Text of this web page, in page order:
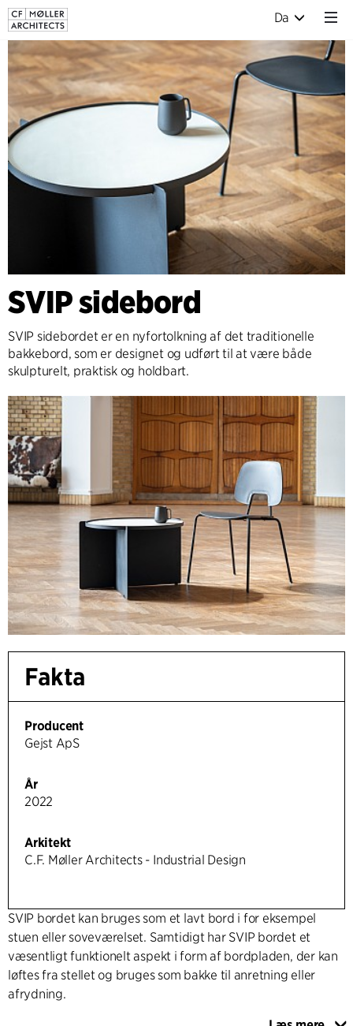
Da
SVIP sidebord
SVIP sidebordet er en nyfortolkning af det traditionelle
bakkebord, som er designet og udført til at være både
skulpturelt, praktisk og holdbart.
Fakta
Producent
Gejst ApS
År
2022
Arkitekt
C.F. Møller Architects - Industrial Design
SVIP bordet kan bruges som et lavt bord i for eksempel
stuen eller soveværelset. Samtidigt har SVIP bordet et
væsentligt funktionelt aspekt i form af bordpladen, der kan
løftes fra stellet og bruges som bakke til anretning eller
afrydning.